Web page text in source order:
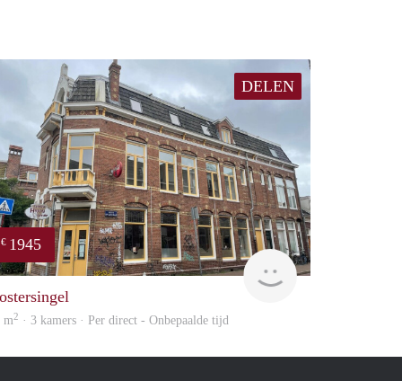
DELEN
€ 1945
GrunoVerhuur
m2 · 3 kamers · Per direct - Onbepaalde tijd